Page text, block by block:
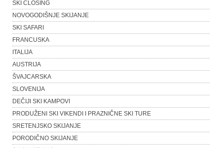
SKI CLOSING
NOVOGODIŠNJE SKIJANJE
SKI SAFARI
FRANCUSKA
ITALIJA
AUSTRIJA
ŠVAJCARSKA
SLOVENIJA
DEČIJI SKI KAMPOVI
PRODUŽENI SKI VIKENDI I PRAZNIČNE SKI TURE
SRETENJSKO SKIJANJE
PORODIČNO SKIJANJE